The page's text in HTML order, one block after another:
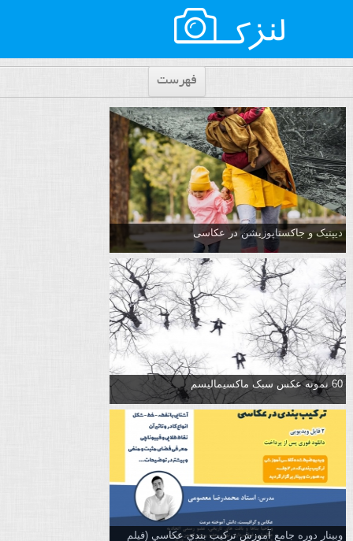
فهرست
دیپتیک و جاکستا‌پوزیشن در عکاسی
60 نمونه عکس سبک ماکسیمالیسم
وبینار دوره جامع آموزش تركيب بندي عكاسي (فیلم